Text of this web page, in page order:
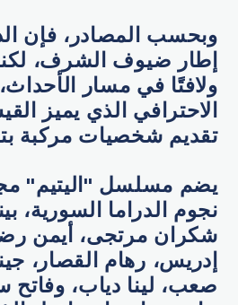
وبحسب المصادر، فإن
إطار ضيوف الشرف،
ولافتًا في مسار
الاحترافي الذي يميز
تقديم شخصيات مركبة
يضم مسلسل "اليتيم"
نجوم الدراما السورية،
شكران مرتجى، أيمن
إدريس، رهام القصار،
صعب، لينا دياب، وفاتح